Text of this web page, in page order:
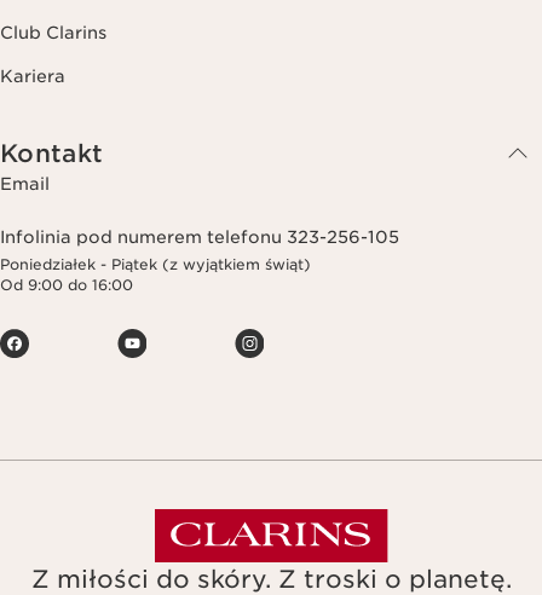
Club Clarins
Kariera
Kontakt
Email
Infolinia pod numerem telefonu 323-256-105
Poniedziałek - Piątek (z wyjątkiem świąt)
Od 9:00 do 16:00
Z miłości do skóry. Z troski o planetę.